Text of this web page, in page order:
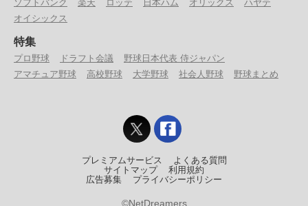
ソフトバンク
楽天 ロッテ 日本ハム オリックス
ハヤテ
オイシックス
特集
プロ野球 ドラフト会議
野球日本代表 侍ジャパン
アマチュア野球
高校野球 大学野球 社会人野球 野球まとめ
プレミアムサービス
よくある質問
サイトマップ
利用規約
広告募集
プライバシーポリシー
©NetDreamers